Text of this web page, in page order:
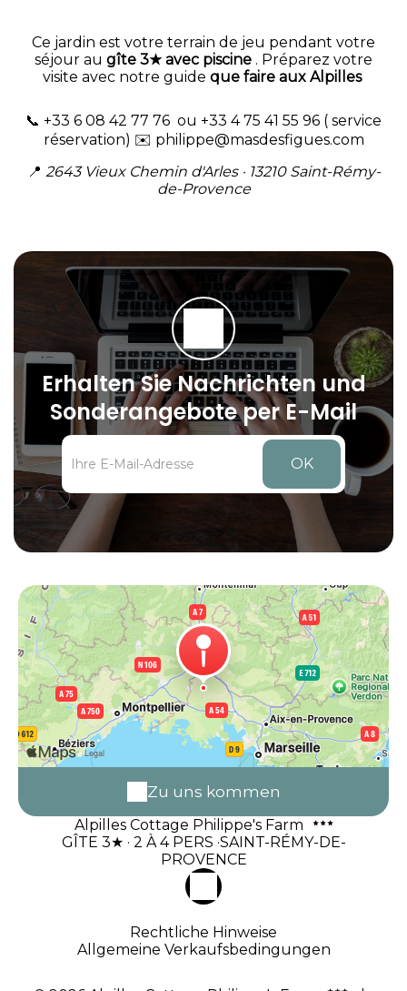
Ce jardin est votre terrain de jeu pendant votre
séjour au gîte 3★ avec piscine . Préparez votre
visite avec notre guide que faire aux Alpilles
📞 +33 6 08 42 77 76 ou +33 4 75 41 55 96 ( service
réservation) ✉️ philippe@masdesfigues.com
📍 2643 Vieux Chemin d'Arles · 13210 Saint-Rémy-
de-Provence
Erhalten Sie Nachrichten und
Sonderangebote per E-Mail
OK
Zu uns kommen
Alpilles Cottage Philippe's Farm
GÎTE 3★ · 2 À 4 PERS ·SAINT-RÉMY-DE-
PROVENCE
Rechtliche Hinweise
Allgemeine Verkaufsbedingungen